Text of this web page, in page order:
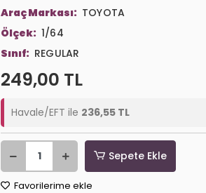
Araç Markası: TOYOTA
Ölçek: 1/64
Sınıf: REGULAR
249,00 TL
Havale/EFT ile 236,55 TL
Sepete Ekle
Favorilerime ekle